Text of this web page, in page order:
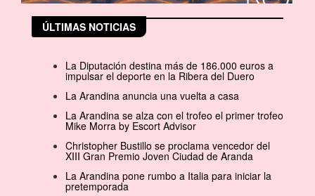
ÚLTIMAS NOTICIAS
La Diputación destina más de 186.000 euros a
impulsar el deporte en la Ribera del Duero
La Arandina anuncia una vuelta a casa
La Arandina se alza con el trofeo el primer trofeo
Mike Morra by Escort Advisor
Christopher Bustillo se proclama vencedor del
XIII Gran Premio Joven Ciudad de Aranda
La Arandina pone rumbo a Italia para iniciar la
pretemporada